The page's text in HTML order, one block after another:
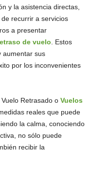
y la asistencia directas,
recurrir a servicios
a presentar
de vuelo. Estos
aumentar sus
por los inconvenientes
Retrasado o Vuelos
reales que puede
la calma, conociendo
no sólo puede
recibir la